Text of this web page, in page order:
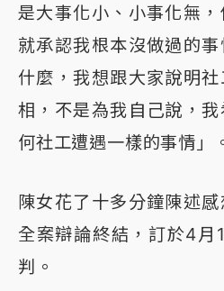
是大事化小、小事化無，
就承認我根本沒做過的
什麼，我想跟大家說明
相，不是為我自己說，
何社工遭遇一樣的事情」
陳女花了十多分鐘陳述
全案辯論終結，訂於4
判。